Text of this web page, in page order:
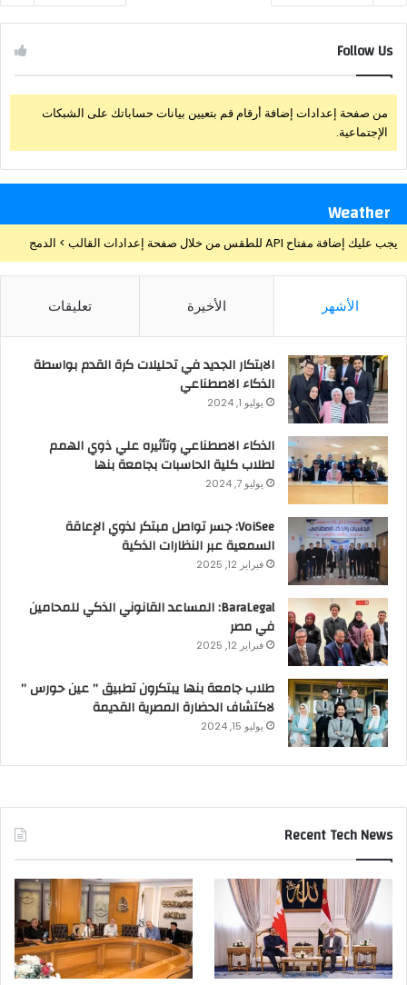
Follow Us
من صفحة إعدادات إضافة أرقام قم بتعيين بيانات حساباتك على الشبكات
الإجتماعية.
Weather
يجب عليك إضافة مفتاح API للطقس من خلال صفحة إعدادات القالب > الدمج
الأشهر الأخيرة تعليقات
الابتكار الجديد في تحليلات كرة القدم بواسطة
الذكاء الاصطناعي
يوليو 1, 2024
الذكاء الاصطناعي وتأثيره علي ذوي الهمم
لطلاب كلية الحاسبات بجامعة بنها
يوليو 7, 2024
VoiSee: جسر تواصل مبتكر لذوي الإعاقة
السمعية عبر النظارات الذكية
فبراير 12, 2025
BaraLegal: المساعد القانوني الذكي للمحامين
في مصر
فبراير 12, 2025
طلاب جامعة بنها يبتكرون تطبيق ” عين حورس ”
لاكتشاف الحضارة المصرية القديمة
يوليو 15, 2024
Recent Tech News